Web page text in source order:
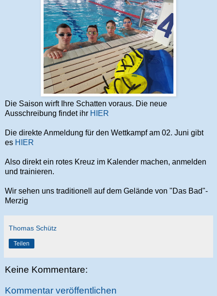
Die Saison wirft Ihre Schatten voraus. Die neue
Ausschreibung findet ihr HIER
Die direkte Anmeldung für den Wettkampf am 02. Juni gibt
es HIER
Also direkt ein rotes Kreuz im Kalender machen, anmelden
und trainieren.
Wir sehen uns traditionell auf dem Gelände von "Das Bad"-
Merzig
Thomas Schütz
Teilen
Keine Kommentare:
Kommentar veröffentlichen